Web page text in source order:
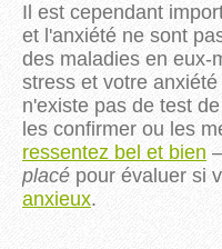
Il est cependant
et l'anxiété ne sont
des maladies en eux-
stress et votre
n'existe pas de test
les confirmer ou les
ressentez bel et bien
placé pour évaluer si
anxieux.